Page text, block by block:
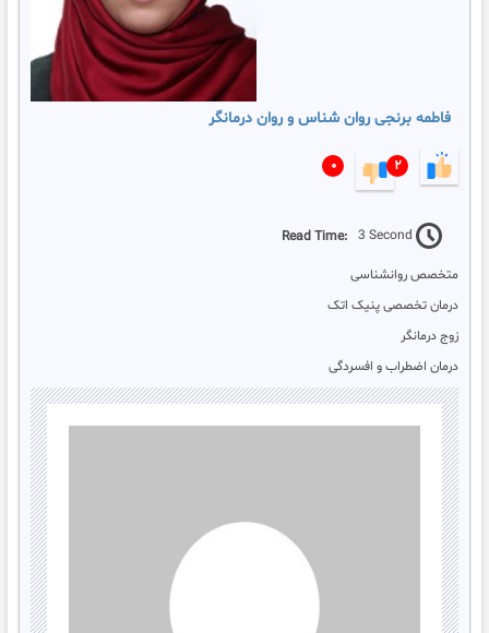
فاطمه برنجی روان شناس و روان درمانگر
۲ ۰
Read Time: 3 Second
متخصص روانشناسی
درمان تخصصی پنیک اتک
زوج درمانگر
درمان اضطراب و افسردگی